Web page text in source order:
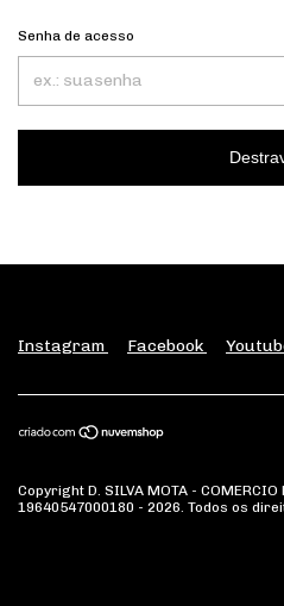
Senha de acesso
Instagram Facebook
Copyright D. SILVA MOTA - COMERCIO
19640547000180 - 2026. Todos os